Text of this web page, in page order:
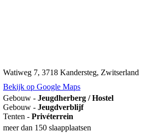
Watiweg 7, 3718 Kandersteg, Zwitserland
Bekijk op Google Maps
Gebouw - Jeugdherberg / Hostel
Gebouw - Jeugdverblijf
Tenten - Privéterrein
meer dan 150 slaapplaatsen